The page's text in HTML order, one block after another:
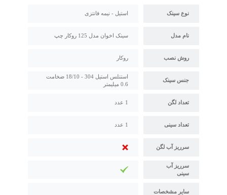
نوع سینک استیل - نیمه فانتزی
نام مدل سینک اخوان مدل 125 روکار چپ
روش نصب روکار
جنس سینک
استنلس استیل 304 - 18/10 ضخامت
0.6 میلیمتر
تعداد لگن 1 عدد
تعداد سینی 1 عدد
سرریز آب لگن
سرریز آب
سینی
سایر مشخصات